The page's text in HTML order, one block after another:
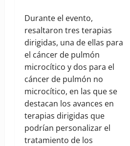
Durante el evento,
resaltaron tres terapias
dirigidas, una de ellas para
el cáncer de pulmón
microcítico y dos para el
cáncer de pulmón no
microcítico, en las que se
destacan los avances en
terapias dirigidas que
podrían personalizar el
tratamiento de los